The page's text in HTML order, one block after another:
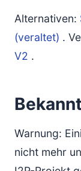
Alternativen:
(veraltet) .
V2 .
Warnung:
nicht mehr